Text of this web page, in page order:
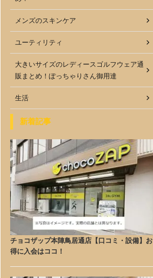
メンズのスキンケア
ユーティリティ
大きいサイズのレディースゴルフウェア通
販まとめ！ぽっちゃりさん御用達
生活
新着記事
チョコザップ本陣鳥居通店【口コミ・設備】お
得に入会はココ！